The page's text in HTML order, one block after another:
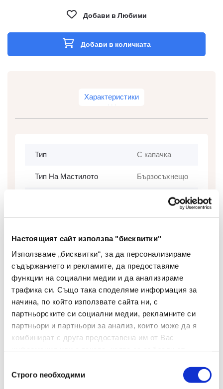
Настоящият сайт използва "бисквитки"
Използваме „бисквитки“, за да персонализираме
съдържанието и рекламите, да предоставяме
функции на социални медии и да анализираме
трафика си. Също така споделяме информация за
начина, по който използвате сайта ни, с
партньорските си социални медии, рекламните си
партньори и партньори за анализ, които може да я
комбинират с друга предоставена им от Вас
наСтрого nеобходими
Добави в Любими
Добави в количката
Характеристики
Тип С капачка
Тип На Мастилото Бързосъхнещо
Цвят На Корпуса Син
Дебелина На Писане
(мм)
Грип Зона Не
Сменяем Пълнител Не
Изтриваемо Мастило Не
Брой В Опаковка 60